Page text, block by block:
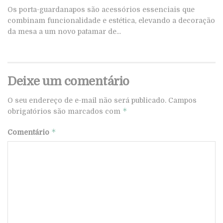
Os porta-guardanapos são acessórios essenciais que
combinam funcionalidade e estética, elevando a decoração
da mesa a um novo patamar de...
Deixe um comentário
O seu endereço de e-mail não será publicado. Campos
obrigatórios são marcados com *
Comentário *